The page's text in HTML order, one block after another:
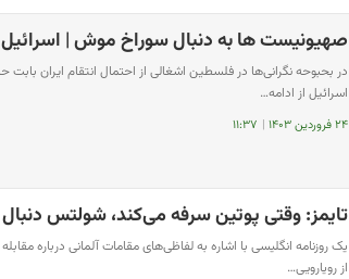
صهیونیست ها به دنبال سوراخ موش |
در بحبوحه نگرانی‌ها در فلسطین اشغالی از احتمال انتقام ایران
اسرائیل از ادامه…
۲۴ فروردین ۱۴۰۳ | ۱۱:۳۷
تایمز: وقتی پوتین سرفه می‌کند، شولتس
یک روزنامه انگلیسی با اشاره به لفاظی‌های مقامات آلمانی درباره
از رویارویی…